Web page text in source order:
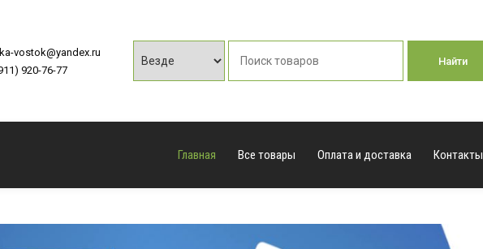
vostok@yandex.ru
920-76-77
Найти
Главная Все товары Оплата и доставка Контакты